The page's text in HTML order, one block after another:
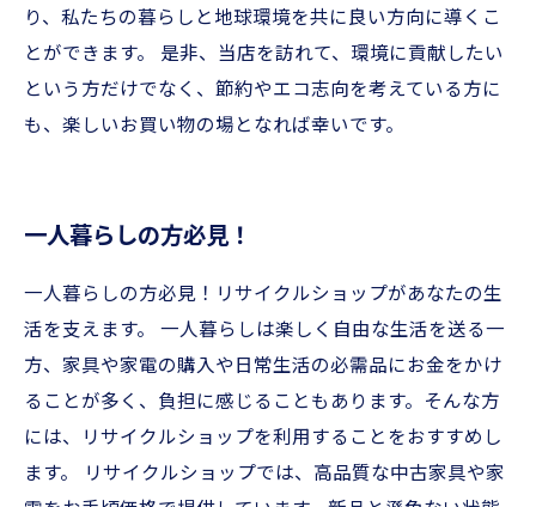
り、私たちの暮らしと地球環境を共に良い方向に導くこ
とができます。 是非、当店を訪れて、環境に貢献したい
という方だけでなく、節約やエコ志向を考えている方に
も、楽しいお買い物の場となれば幸いです。
一人暮らしの方必見！
一人暮らしの方必見！リサイクルショップがあなたの生
活を支えます。 一人暮らしは楽しく自由な生活を送る一
方、家具や家電の購入や日常生活の必需品にお金をかけ
ることが多く、負担に感じることもあります。そんな方
には、リサイクルショップを利用することをおすすめし
ます。 リサイクルショップでは、高品質な中古家具や家